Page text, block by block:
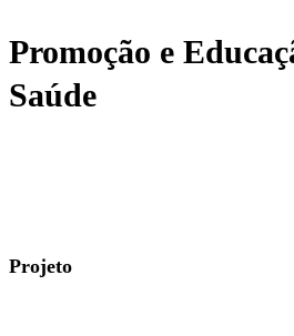
Promoção e
Saúde
Projeto